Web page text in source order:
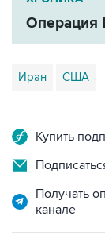
Иран США
Получать